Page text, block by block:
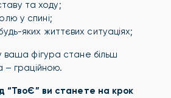
та ходу;
у спині;
яких життєвих ситуаціях;
ваша фігура стане більш
– граційною.
“ТвоЄ” ви станете на крок